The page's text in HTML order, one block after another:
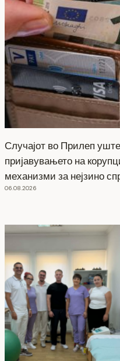
Случајот во Прилеп
пријавувањето на
механизми за нејзино
06.08.2026